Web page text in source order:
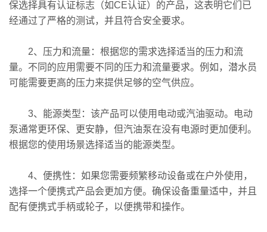
保选择具有认证标志（如CE认证）的产品，这表明它们已
经通过了严格的测试，并且符合安全要求。
2、压力和流量：根据您的需求选择适当的压力和流
量。不同的应用需要不同的压力和流量要求。例如，潜水员
可能需要更高的压力来提供足够的空气供应。
3、能源类型：该产品可以使用电动或汽油驱动。电动
泵通常更环保、更安静，但汽油泵在没有电源时更加便利。
根据您的使用场景选择适当的能源类型。
4、便携性：如果您需要频繁移动设备或在户外使用，
选择一个便携式产品会更加方便。确保设备重量适中，并且
配有便携式手柄或轮子，以便携带和操作。